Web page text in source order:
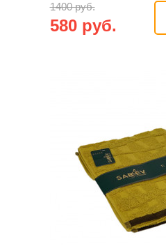
1400 руб.
580 руб.